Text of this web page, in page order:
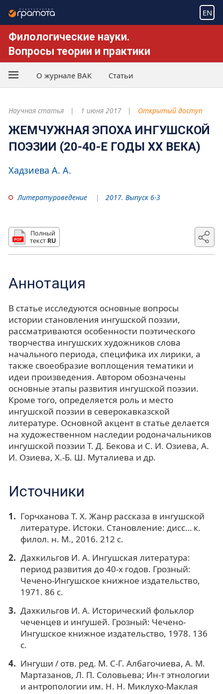
EN
Филологические науки.
Вопросы теории и практики
О журнале ВАК Статьи
Научная статья 1 июня 2017 Открытый доступ
ЖЕМЧУЖНАЯ ЭПОХА ИНГУШСКОЙ
ПОЭЗИИ (20-40-Е ГОДЫ XX ВЕКА)
Хадзиева А. А.
Литературоведение 2017. Выпуск 6-3
Полный
текст RU
Аннотация
В статье исследуются основные вопросы
истории становления ингушской поэзии,
рассматриваются особенности поэтического
творчества ингушских художников слова
начального периода, специфика их лирики, а
также своеобразие воплощения тематики и
идеи произведения. Автором обозначены
основные этапы развития ингушской поэзии.
Кроме того, определяется роль и место
ингушской поэзии в северокавказской
литературе. Основной акцент в статье делается
на художественном наследии родоначальников
ингушской поэзии Т. Д. Бекова и С. И. Озиева, А.
И. Озиева, Х.-Б. Ш. Муталиева и др.
Источники
Горчханова Т. Х. Жанр рассказа в ингушской
литературе. Истоки. Становление: дисс… к.
филол. н. М., 2016. 212 с.
Дахкильгов И. А. Ингушская литература:
период развития до 40-х годов. Грозный:
Чечено-Ингушское книжное издательство,
1971. 86 с.
Дахкильгов И. А. Исторический фольклор
чеченцев и ингушей. Грозный: Чечено-
Ингушское книжное издательство, 1978. 136
с.
Ингуши / отв. ред. М. С-Г. Албагочиева, А. М.
Мартазанов, Л. П. Соловьева; Ин-т этнологии
и антропологии им. Н. Н. Миклухо-Маклая